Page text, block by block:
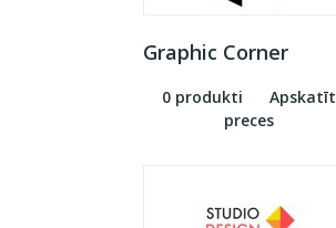
Graphic Corner
0 produkti
Apskatīt
preces